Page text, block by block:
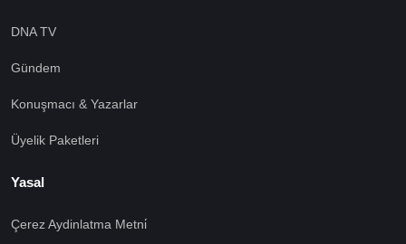
DNA TV
Gündem
Konuşmacı & Yazarlar
Üyelik Paketleri
Yasal
Çerez Aydinlatma Metni̇